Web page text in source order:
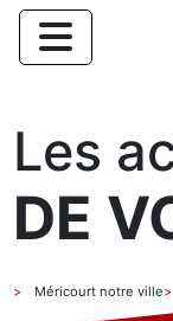
Les
DE
Méricourt notre ville